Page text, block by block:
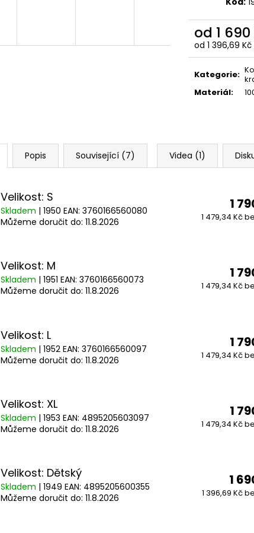
od 1
od 1 396,69 Kč
Měrná
Kategorie:
Materiál:
Popis Související (7) Videa (1)
Velikost: S
Skladem | 1950 EAN: 3760166560080
Můžeme doručit do: 11.8.2026
1
1 479,34 Kč
Velikost: M
Skladem | 1951 EAN: 3760166560073
Můžeme doručit do: 11.8.2026
1
1 479,34 Kč
Velikost: L
Skladem | 1952 EAN: 3760166560097
Můžeme doručit do: 11.8.2026
1
1 479,34 Kč
Velikost: XL
Skladem | 1953 EAN: 4895205603097
Můžeme doručit do: 11.8.2026
1
1 479,34 Kč
Velikost: Dětský
Skladem | 1949 EAN: 4895205600355
Můžeme doručit do: 11.8.2026
1
1 396,69 Kč
TAJEMNÝ BALÍČEK Z
499 Kč